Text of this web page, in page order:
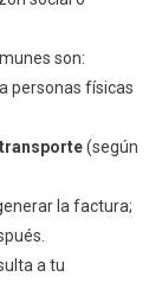
son:
personas físicas
transporte(según
la factura;
a tu